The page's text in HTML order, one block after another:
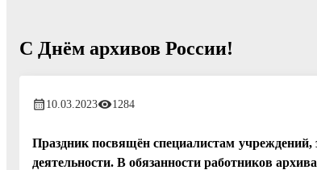
С Днём архивов России!
10.03.2023 1284
Праздник посвящён специалистам
деятельности. В обязанности работников